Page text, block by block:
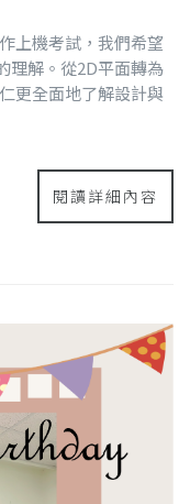
上機考試，我們希望
理解。從2D平面轉為
更全面地了解設計與
閱讀詳細內容